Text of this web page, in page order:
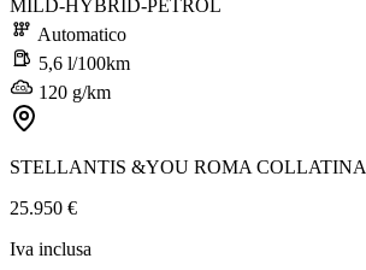
MILD-HYBRID-PETROL
Automatico
5,6 l/100km
120 g/km
STELLANTIS &YOU ROMA COLLATINA
25.950 €
Iva inclusa